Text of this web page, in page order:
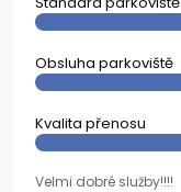
Obsluha parkoviště
Kvalita přenosu
Velmi dobré služby!!!!